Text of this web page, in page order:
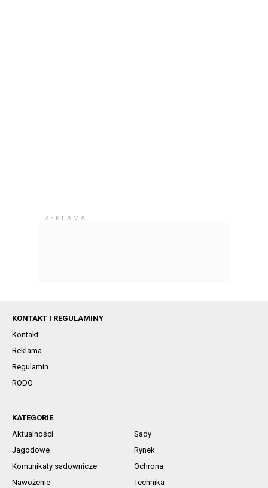
KONTAKT I REGULAMINY
Kontakt
Reklama
Regulamin
RODO
KATEGORIE
Aktualności
Sady
Jagodowe
Rynek
Komunikaty sadownicze
Ochrona
Nawożenie
Technika